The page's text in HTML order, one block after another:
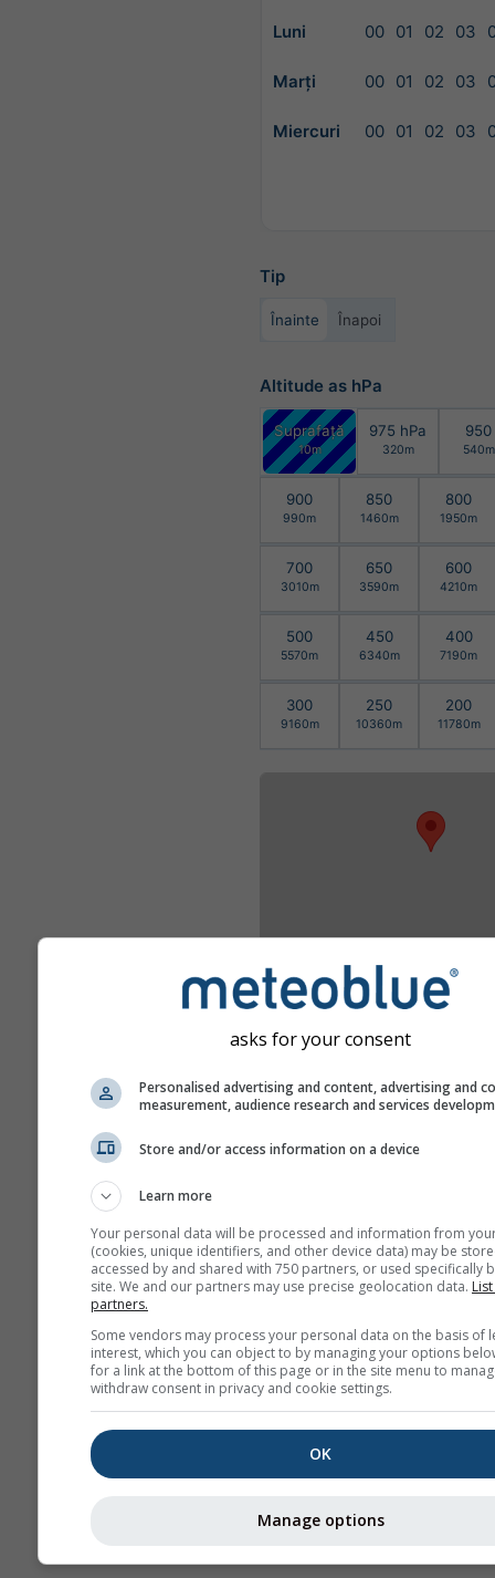
Luni 00 01 02 03
Marți 00 01 02 03
Miercuri 00 01 02 03
Tip
Înainte Înapoi
Altitude as hPa
Suprafață
10m
975 hPa
320m
950
540m
900
990m
850
1460m
800
1950m
700
3010m
650
3590m
600
4210m
500
5570m
450
6340m
400
7190m
300
9160m
250
10360m
200
11780m
Afișează ajutor
Hărți meteo
Stueve &
asks for your consent
Personalised advertising and content, advertising and
measurement, audience research and services
Store and/or access information on a device
Learn more
Your personal data will be processed and information from
(cookies, unique identifiers, and other device data) may be
accessed by and shared with 750 partners, or used specifically
site. We and our partners may use precise geolocation data.
partners.
Some vendors may process your personal data on the basis of
interest, which you can object to by managing your options
for a link at the bottom of this page or in the site menu to
withdraw consent in privacy and cookie settings.
OK
Manage options